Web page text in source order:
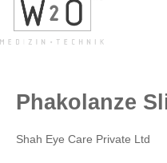
springen
Phakolanze
Shah Eye Care Private Ltd